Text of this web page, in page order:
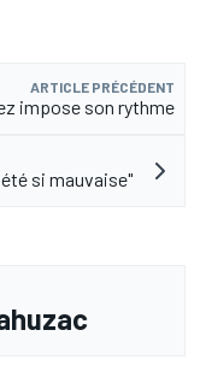
ARTICLE PRÉCÉDENT
impose son rythme
si mauvaise"